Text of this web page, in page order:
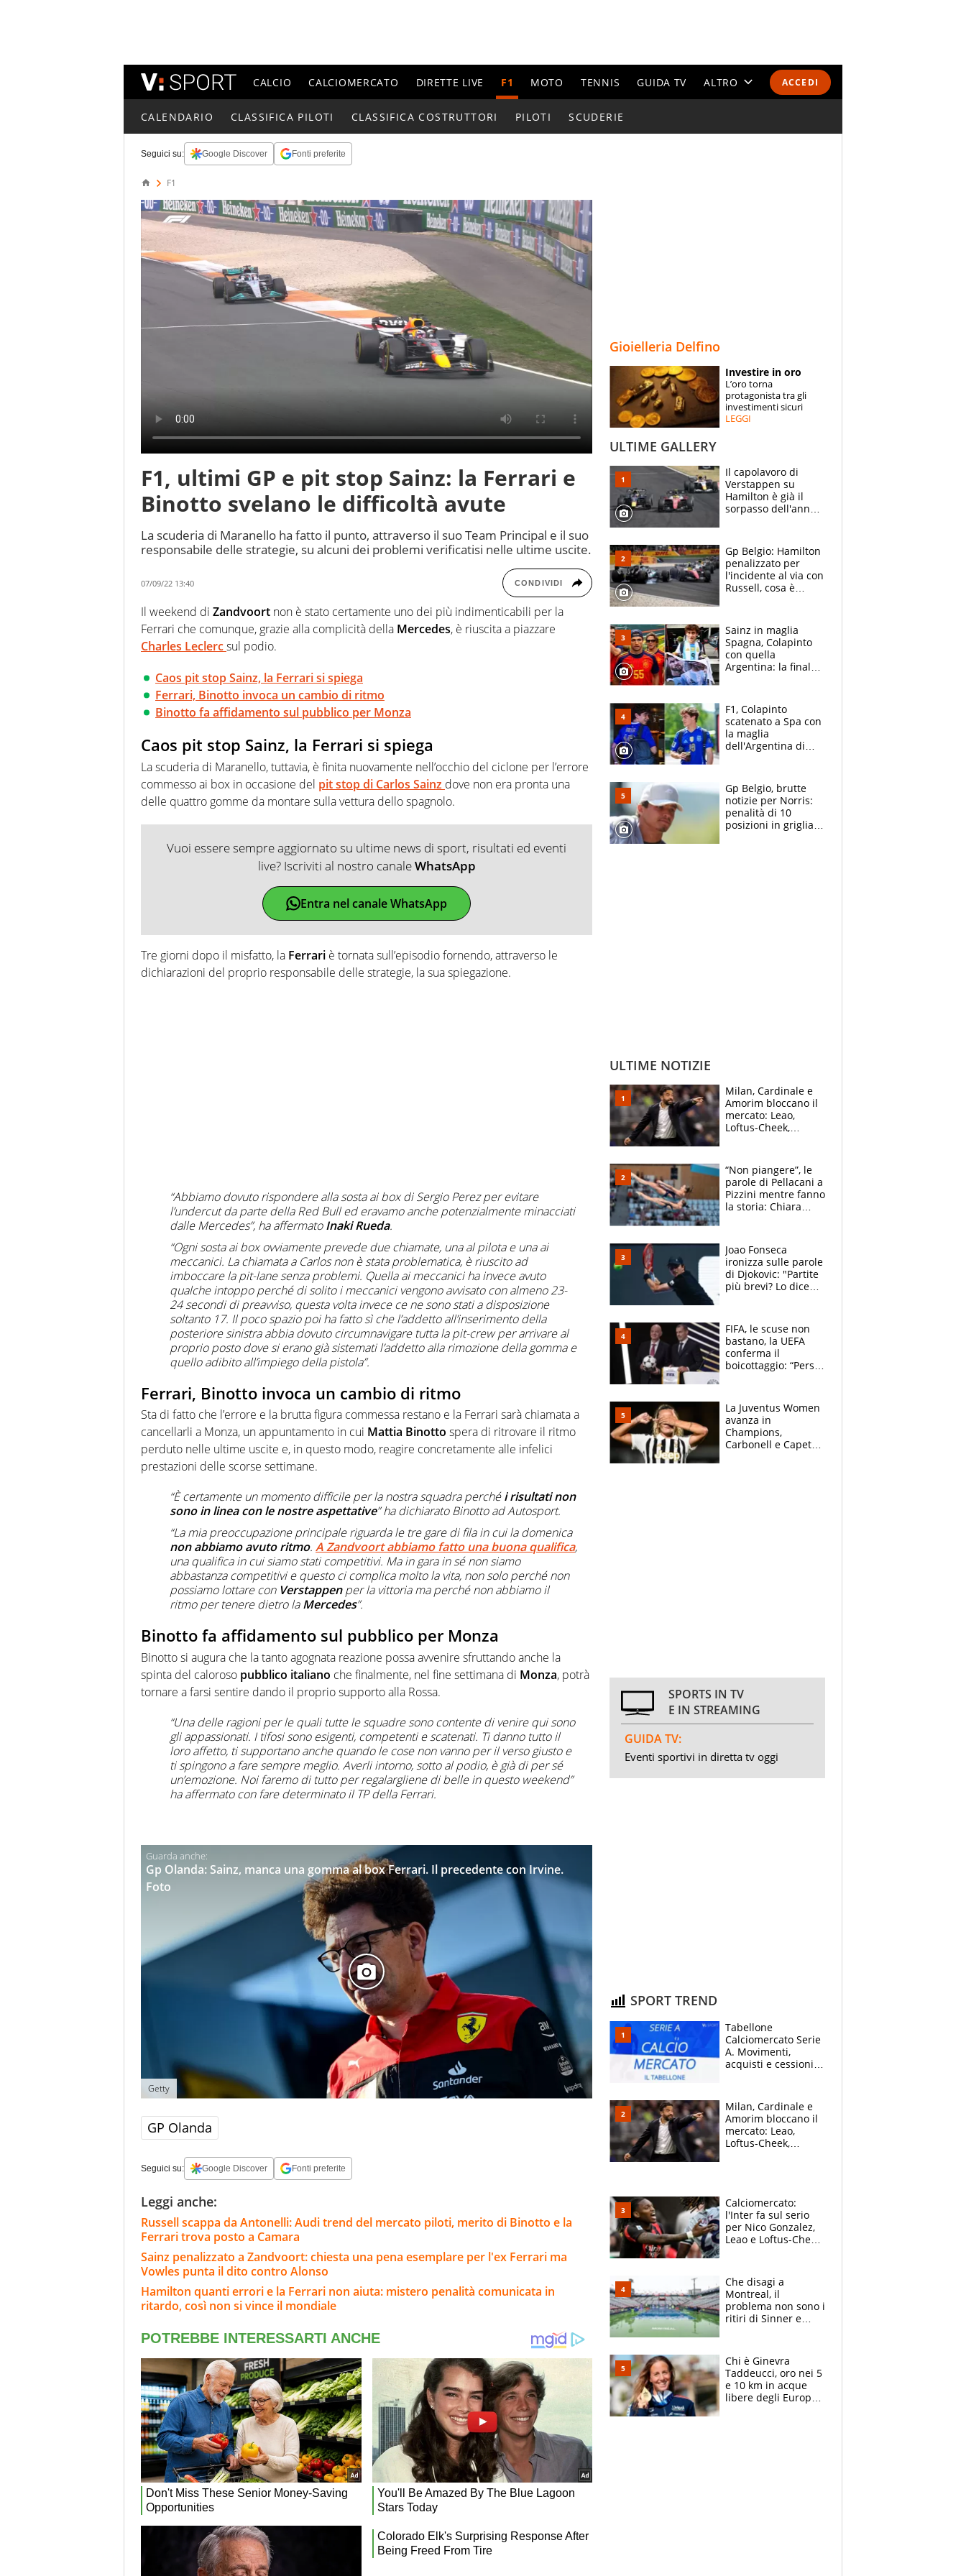
ACCEDI
CALCIO CALCIOMERCATO DIRETTE LIVE F1 MOTO TENNIS GUIDA TV ALTRO
ESPERTI
CONTATTI
CALENDARIO CLASSIFICA PILOTI CLASSIFICA COSTRUTTORI PILOTI SCUDERIE
Seguici su: Google Discover Fonti preferite
F1
F1, ultimi GP e pit stop Sainz: la Ferrari e
Binotto svelano le difficoltà avute
La scuderia di Maranello ha fatto il punto, attraverso il suo Team Principal e il suo
responsabile delle strategie, su alcuni dei problemi verificatisi nelle ultime uscite.
07/09/22 13:40 CONDIVIDI
Il weekend di Zandvoort non è stato certamente uno dei più indimenticabili per la
Ferrari che comunque, grazie alla complicità della Mercedes, è riuscita a piazzare
Charles Leclercsul podio.
Caos pit stop Sainz, la Ferrari si spiega
Ferrari, Binotto invoca un cambio di ritmo
Binotto fa affidamento sul pubblico per Monza
Caos pit stop Sainz, la Ferrari si spiega
La scuderia di Maranello, tuttavia, è finita nuovamente nell’occhio del ciclone per l’errore
commesso ai box in occasione del pit stop di Carlos Sainz dove non era pronta una
delle quattro gomme da montare sulla vettura dello spagnolo.
Vuoi essere sempre aggiornato su ultime news di sport, risultati ed eventi
live? Iscriviti al nostro canaleWhatsApp
Entra nel canale WhatsApp
Tre giorni dopo il misfatto, la Ferrari è tornata sull’episodio fornendo, attraverso le
dichiarazioni del proprio responsabile delle strategie, la sua spiegazione.
“Abbiamo dovuto rispondere alla sosta ai box di Sergio Perez per evitare
l’undercut da parte della Red Bull ed eravamo anche potenzialmente minacciati
dalle Mercedes”, ha affermatoInaki Rueda.
“Ogni sosta ai box ovviamente prevede due chiamate, una al pilota e una ai
meccanici. La chiamata a Carlos non è stata problematica, è riuscito ad
imboccare la pit-lane senza problemi. Quella ai meccanici ha invece avuto
qualche intoppo perché di solito i meccanici vengono avvisato con almeno 23-
24 secondi di preavviso, questa volta invece ce ne sono stati a disposizione
soltanto 17. Il poco spazio poi ha fatto sì che l’addetto all’inserimento della
posteriore sinistra abbia dovuto circumnavigare tutta la pit-crew per arrivare al
proprio posto dove si erano già sistemati l’addetto alla rimozione della gomma e
quello adibito all’impiego della pistola”.
Ferrari, Binotto invoca un cambio di ritmo
Sta di fatto che l’errore e la brutta figura commessa restano e la Ferrari sarà chiamata a
cancellarli a Monza, un appuntamento in cui Mattia Binotto spera di ritrovare il ritmo
perduto nelle ultime uscite e, in questo modo, reagire concretamente alle infelici
prestazioni delle scorse settimane.
“È certamente un momento difficile per la nostra squadra perchéi risultati non
sono in linea con le nostre aspettative” ha dichiarato Binotto ad Autosport.
“La mia preoccupazione principale riguarda le tre gare di fila in cui la domenica
non abbiamo avuto ritmo. A Zandvoort abbiamo fatto una buona qualifica,
una qualifica in cui siamo stati competitivi. Ma in gara in sé non siamo
abbastanza competitivi e questo ci complica molto la vita, non solo perché non
possiamo lottare con Verstappenper la vittoria ma perché non abbiamo il
ritmo per tenere dietro laMercedes”.
Binotto fa affidamento sul pubblico per Monza
Binotto si augura che la tanto agognata reazione possa avvenire sfruttando anche la
spinta del caloroso pubblico italiano che finalmente, nel fine settimana di Monza, potrà
tornare a farsi sentire dando il proprio supporto alla Rossa.
“Una delle ragioni per le quali tutte le squadre sono contente di venire qui sono
gli appassionati. I tifosi sono esigenti, competenti e scatenati. Ti danno tutto il
loro affetto, ti supportano anche quando le cose non vanno per il verso giusto e
ti spingono a fare sempre meglio. Averli intorno, sotto al podio, è già di per sé
un’emozione. Noi faremo di tutto per regalargliene di belle in questo weekend”
ha affermato con fare determinato il TP della Ferrari.
Gp Olanda: Sainz, manca una gomma al box Ferrari. Il precedente con Irvine.
Foto
Getty
GP Olanda
Seguici su: Google Discover Fonti preferite
Leggi anche:
Russell scappa da Antonelli: Audi trend del mercato piloti, merito di Binotto e la
Ferrari trova posto a Camara
Sainz penalizzato a Zandvoort: chiesta una pena esemplare per l'ex Ferrari ma
Vowles punta il dito contro Alonso
Hamilton quanti errori e la Ferrari non aiuta: mistero penalità comunicata in
ritardo, così non si vince il mondiale
Gioielleria Delfino
Investire in oro
L’oro torna
protagonista tra gli
investimenti sicuri
LEGGI
ULTIME GALLERY
Il capolavoro di
Verstappen su
Hamilton è già il
sorpasso dell'anno:
2021
Gp Belgio: Hamilton
penalizzato per
l'incidente al via con
Russell, cosa è
Sainz in maglia
Spagna, Colapinto
con quella
Argentina: la finale
vede l'ora
F1, Colapinto
scatenato a Spa con
la maglia
dell'Argentina di
le parolacce"
Gp Belgio, brutte
notizie per Norris:
penalità di 10
posizioni in griglia,
ULTIME NOTIZIE
Milan, Cardinale e
Amorim bloccano il
mercato: Leao,
Loftus-Cheek,
Soulè e Osorio nel
mirino
“Non piangere”, le
parole di Pellacani a
Pizzini mentre fanno
la storia: Chiara
Joao Fonseca
ironizza sulle parole
di Djokovic: "Partite
più brevi? Lo dice
FIFA, le scuse non
bastano, la UEFA
conferma il
boicottaggio: “Persa
rivelazione sulla
Superlega
La Juventus Women
avanza in
Champions,
Carbonell e Capeta
SPORTS IN TV
E IN STREAMING
GUIDA TV:
Eventi sportivi in diretta tv oggi
SPORT TREND
Tabellone
Calciomercato Serie
A. Movimenti,
acquisti e cessioni:
Milan, Cardinale e
Amorim bloccano il
mercato: Leao,
Loftus-Cheek,
Calciomercato:
l'Inter fa sul serio
per Nico Gonzalez,
Leao e Loftus-Cheek
verso la Fiorentina
Che disagi a
Montreal, il
problema non sono i
ritiri di Sinner e
ultimatum ai
Masters 1000
Chi è Ginevra
Taddeucci, oro nei 5
e 10 km in acque
libere degli Europei